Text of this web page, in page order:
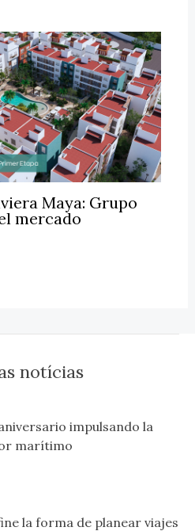
Maya: Grupo
mercado
notícias
impulsando la
marítimo
la forma de planear viajes